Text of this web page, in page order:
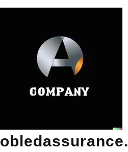
obledassurance.